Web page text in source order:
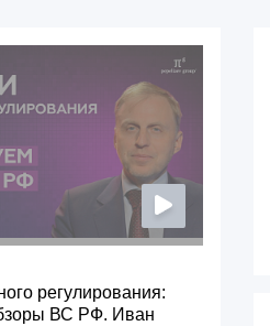
регулирования:
ВС РФ. Иван